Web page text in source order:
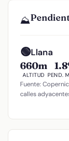
⛰️
🟢Llana
660m
ALTITUD PEND.
Fuente:
calles